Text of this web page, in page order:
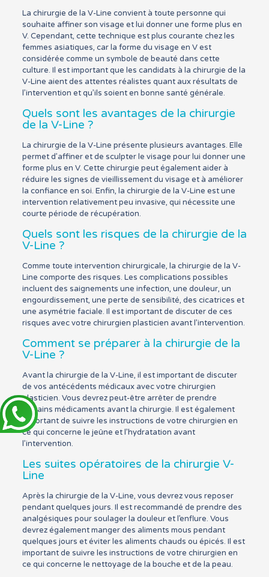
La chirurgie de la V-Line convient à toute personne qui
souhaite affiner son visage et lui donner une forme plus en
V. Cependant, cette technique est plus courante chez les
femmes asiatiques, car la forme du visage en V est
considérée comme un symbole de beauté dans cette
culture. Il est important que les candidats à la chirurgie de la
V-Line aient des attentes réalistes quant aux résultats de
l’intervention et qu’ils soient en bonne santé générale.
Quels sont les avantages de la chirurgie
de la V-Line ?
La chirurgie de la V-Line présente plusieurs avantages. Elle
permet d’affiner et de sculpter le visage pour lui donner une
forme plus en V. Cette chirurgie peut également aider à
réduire les signes de vieillissement du visage et à améliorer
la confiance en soi. Enfin, la chirurgie de la V-Line est une
intervention relativement peu invasive, qui nécessite une
courte période de récupération.
Quels sont les risques de la chirurgie de la
V-Line ?
Comme toute intervention chirurgicale, la chirurgie de la V-
Line comporte des risques. Les complications possibles
incluent des saignements une infection, une douleur, un
engourdissement, une perte de sensibilité, des cicatrices et
une asymétrie faciale. Il est important de discuter de ces
risques avec votre chirurgien plasticien avant l’intervention.
Comment se préparer à la chirurgie de la
V-Line ?
Avant la chirurgie de la V-Line, il est important de discuter
de vos antécédents médicaux avec votre chirurgien
plasticien. Vous devrez peut-être arrêter de prendre
certains médicaments avant la chirurgie. Il est également
important de suivre les instructions de votre chirurgien en
ce qui concerne le jeûne et l’hydratation avant
l’intervention.
Les suites opératoires de la chirurgie V-
Line
Après la chirurgie de la V-Line, vous devrez vous reposer
pendant quelques jours. Il est recommandé de prendre des
analgésiques pour soulager la douleur et l’enflure. Vous
devrez également manger des aliments mous pendant
quelques jours et éviter les aliments chauds ou épicés. Il est
important de suivre les instructions de votre chirurgien en
ce qui concerne le nettoyage de la bouche et de la peau.